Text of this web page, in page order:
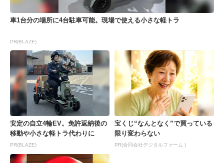
車1台分の場所に4台駐車可能。現場で使える小さな軽トラ
PR(BLAZE)
安定の自立4輪EV。免許返納後の
移動や小さな軽トラ代わりに
PR(BLAZE)
宝くじ“なんとなく”で買っている
限り変わらない
PR(合同会社デジタルファーム )